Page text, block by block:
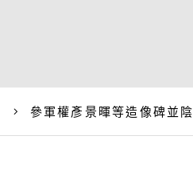
參軍權彥景暉等造像碑並陰